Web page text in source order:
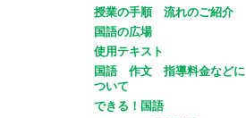
授業の手順 流れのご紹介
国語の広場
使用テキスト
国語 作文 指導料金などに
ついて
できる！国語